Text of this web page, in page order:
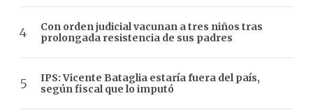
Con orden judicial vacunan a tres niños tras
prolongada resistencia de sus padres
IPS: Vicente Bataglia estaría fuera del país,
según fiscal que lo imputó